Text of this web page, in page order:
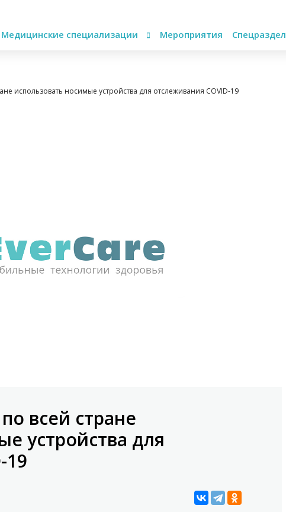
Медицинские специализации Мероприятия Спецраздел
использовать носимые устройства для отслеживания COVID-19
всей стране
устройства для
19